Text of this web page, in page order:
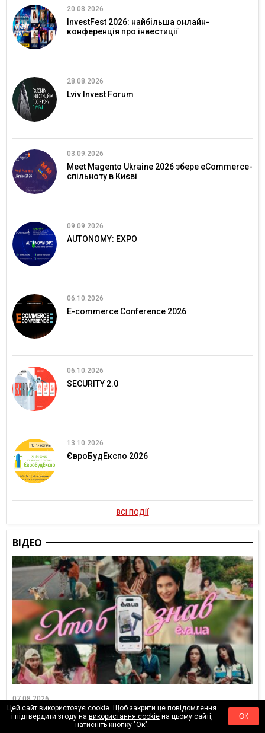
20.08.2026
InvestFest 2026: найбільша онлайн-
конференція про інвестиції
28.08.2026
Lviv Invest Forum
03.09.2026
Meet Magento Ukraine 2026 збере eCommerce-
спільноту в Києві
09.09.2026
AUTONOMY: EXPO
06.10.2026
E-commerce Conference 2026
06.10.2026
SECURITY 2.0
13.10.2026
ЄвроБудЕкспо 2026
ВСІ ПОДІЇ
ВІДЕО
07.08.2026
EVA.UA запустила кампанію «Хто б знав» про асортимент,
якого покупці не очікують побачити на платформі
Цей сайт використовує cookie. Щоб закрити це повідомлення
і підтвердити згоду на використання cookieна цьому сайті,
натисніть кнопку "Ок".
ОК